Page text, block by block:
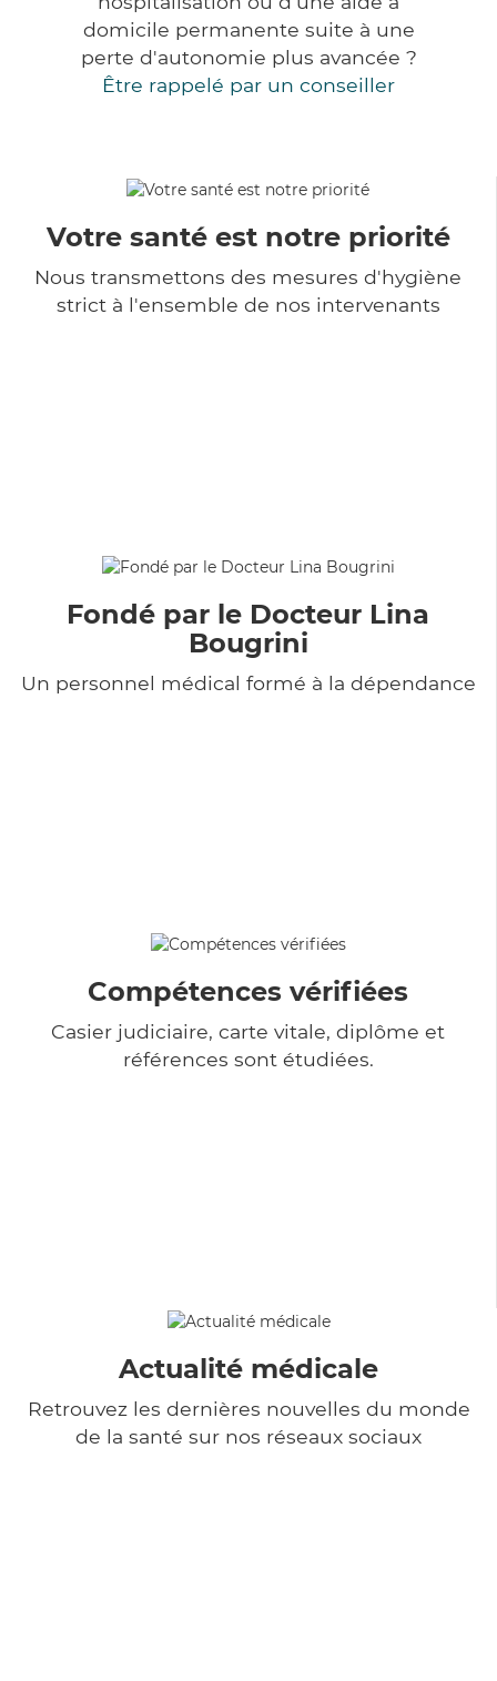
domicile permanente suite à une
perte d'autonomie plus avancée ?
Être rappelé par un conseiller
Votre santé est notre priorité
Nous transmettons des mesures d'hygiène
strict à l'ensemble de nos intervenants
Fondé par le Docteur Lina
Bougrini
Un personnel médical formé à la dépendance
Compétences vérifiées
Casier judiciaire, carte vitale, diplôme et
références sont étudiées.
Actualité médicale
Retrouvez les dernières nouvelles du monde
de la santé sur nos réseaux sociaux